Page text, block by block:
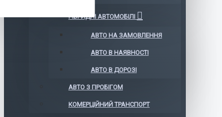
ГІБРИДНІ АВТОМОБІЛІ
АВТО НА ЗАМОВЛЕННЯ
АВТО В НАЯВНОСТІ
АВТО В ДОРОЗІ
АВТО З ПРОБІГОМ
КОМЕРЦІЙНИЙ ТРАНСПОРТ